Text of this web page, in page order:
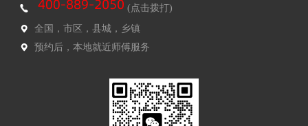
(点击拨打)
全国，市区，县城，乡镇
预约后，本地就近师傅服务